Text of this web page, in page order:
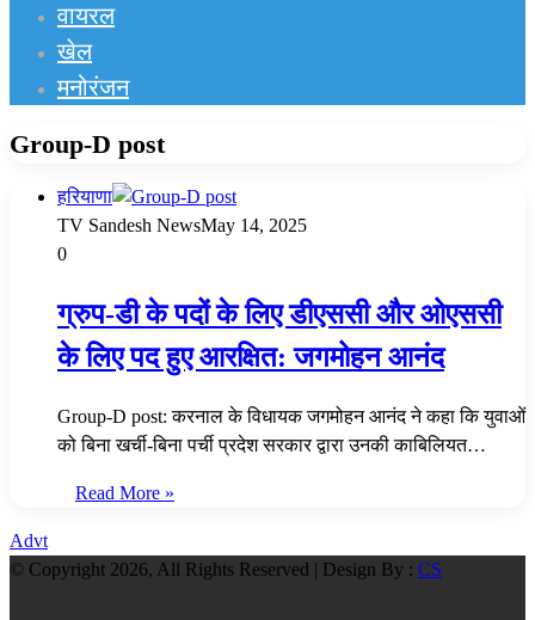
वायरल
खेल
मनोरंजन
Group-D post
हरियाणा
TV Sandesh NewsMay 14, 2025
0
ग्रुप-डी के पदों के लिए डीएससी और ओएससी
के लिए पद हुए आरक्षित: जगमोहन आनंद
Group-D post: करनाल के विधायक जगमोहन आनंद ने कहा कि युवाओं
को बिना खर्ची-बिना पर्ची प्रदेश सरकार द्वारा उनकी काबिलियत…
Read More »
Advt
© Copyright 2026, All Rights Reserved | Design By : CS